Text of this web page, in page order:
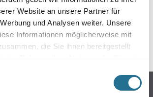
Website an unsere Partner für
und Analysen weiter. Unsere
Informationen möglicherweise mit
die Sie ihnen bereitgestellt
im Rahmen Ihrer Nutzung der Dienste
lassen Sie sich inspirieren.
ZUM ONLINE-SHOP